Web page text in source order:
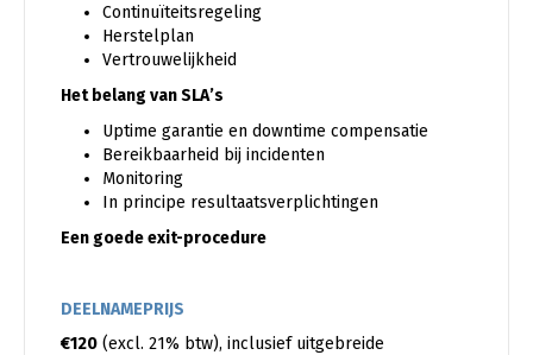
Continuïteitsregeling
Herstelplan
Vertrouwelijkheid
Het belang van SLA’s
Uptime garantie en downtime compensatie
Bereikbaarheid bij incidenten
Monitoring
In principe resultaatsverplichtingen
Een goede exit-procedure
DEELNAMEPRIJS
€120 (excl. 21% btw), inclusief uitgebreide